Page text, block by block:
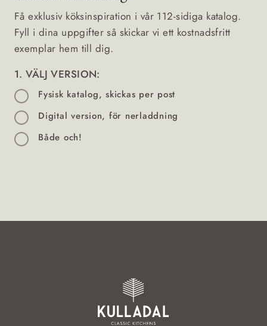
Få exklusiv köksinspiration i vår 112-sidiga katalog.
Fyll i dina uppgifter så skickar vi ett kostnadsfritt
exemplar hem till dig.
1. VÄLJ VERSION:
Fysisk katalog, skickas per post
Digital version, för nerladdning
Både och!